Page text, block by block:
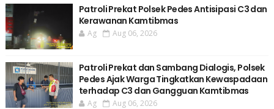
Patroli Prekat Polsek Pedes Antisipasi C3 dan
Kerawanan Kamtibmas
Ag Aug 06, 2026
Patroli Prekat dan Sambang Dialogis, Polsek
Pedes Ajak Warga Tingkatkan Kewaspadaan
terhadap C3 dan Gangguan Kamtibmas
Ag Aug 06, 2026